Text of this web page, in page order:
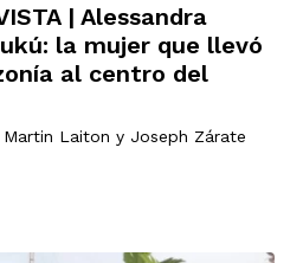
| Alessandra
la mujer que llevó
al centro del
Martin Laiton y Joseph Zárate